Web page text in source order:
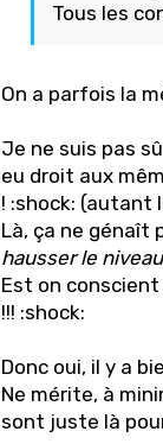
Tous les
On a parfois la
Je ne suis pas
eu droit aux
! :shock: (autant
Là, ça ne génaît
hausser le
Est on conscient
!!! :shock:
Donc oui, il y a
Ne mérite, à
sont juste là